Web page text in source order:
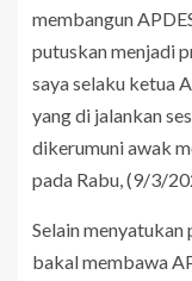
membangun
putuskan menjadi
saya selaku ketua
yang di jalankan
dikerumuni awak
pada Rabu, (9/3/
Selain
bakal membawa